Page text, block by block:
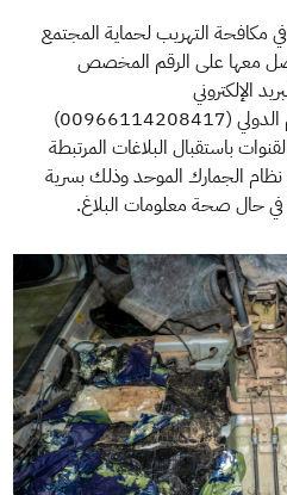
مكافحة التهريب لحماية المجتمع
معها على الرقم المخصص
أو عبر البريد الإلكتروني
(1910@zatca.gov.sa) والرقم الدولي (00966114208417)
باستقبال البلاغات المرتبطة
نظام الجمارك الموحد وذلك بسرية
في حال صحة معلومات البلاغ.